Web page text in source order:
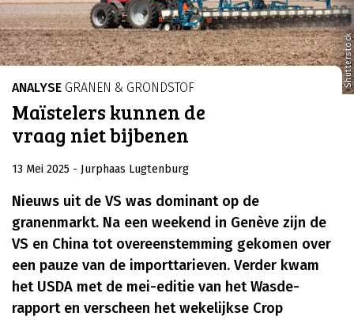
Shutterstock
ANALYSE GRANEN & GRONDSTOF
Maïstelers kunnen de
vraag niet bijbenen
13 Mei 2025 - Jurphaas Lugtenburg
Nieuws uit de VS was dominant op de
granenmarkt. Na een weekend in Genève zijn de
VS en China tot overeenstemming gekomen over
een pauze van de importtarieven. Verder kwam
het USDA met de mei-editie van het Wasde-
rapport en verscheen het wekelijkse Crop